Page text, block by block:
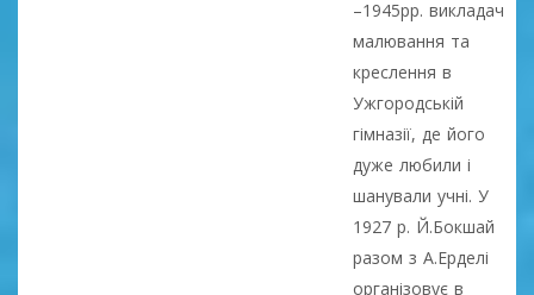
–1945рр. викладач
малювання та
креслення в
Ужгородській
гімназії, де його
дуже любили і
шанували учні. У
1927 р. Й.Бокшай
разом з А.Ерделі
організовує в